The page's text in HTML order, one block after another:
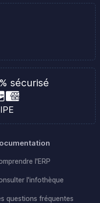
sécurisé
l'ERP
l'infothèque
questions fréquentes